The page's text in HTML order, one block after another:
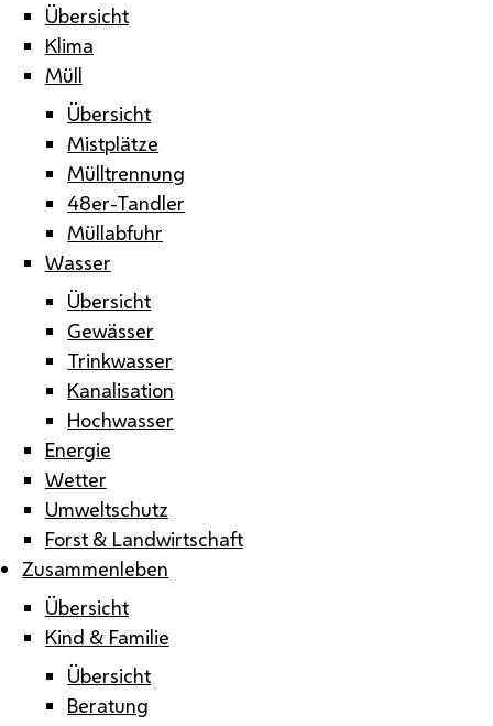
Übersicht
Klima
Müll
Übersicht
Mistplätze
Mülltrennung
48er-Tandler
Müllabfuhr
Wasser
Übersicht
Gewässer
Trinkwasser
Kanalisation
Hochwasser
Energie
Wetter
Umweltschutz
Forst & Landwirtschaft
Zusammenleben
Übersicht
Kind & Familie
Übersicht
Beratung